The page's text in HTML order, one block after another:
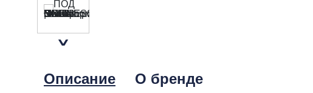
Описание О бренде